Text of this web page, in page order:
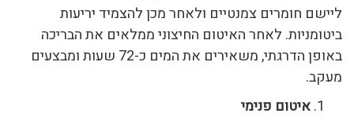
ליישם חומרים צמנטיים ולאחר מכן להצמיד יריעות
ביטומניות. לאחר האיטום החיצוני ממלאים את הבריכה
באופן הדרגתי, משאירים את המים כ-72 שעות ומבצעים
מעקב.
איטום פנימי